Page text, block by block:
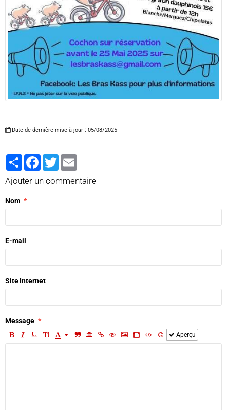
Date de dernière mise à jour : 05/08/2025
PartagerFacebook
Twitter
Ajouter un commentaire
Nom
E-mail
Site Internet
Message
Aperçu